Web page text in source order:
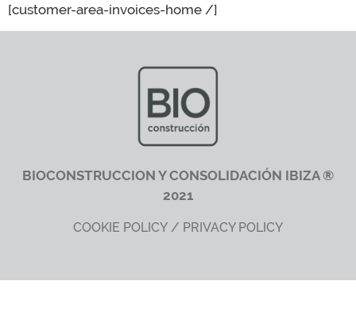
[customer-area-invoices-home /]
BIOCONSTRUCCION Y CONSOLIDACIÓN IBIZA ®
2021
COOKIE POLICY / PRIVACY POLICY